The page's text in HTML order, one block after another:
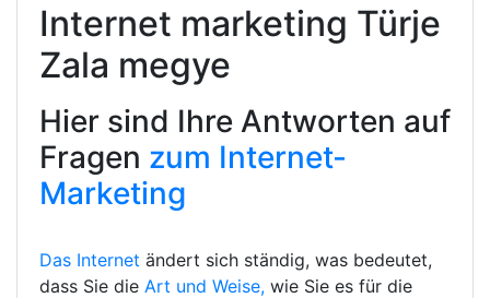
Internet marketing Türje
Zala megye
Hier sind Ihre Antworten auf
Fragen zum Internet-
Marketing
Das Internet ändert sich ständig, was bedeutet,
dass Sie die Art und Weise, wie Sie es für die